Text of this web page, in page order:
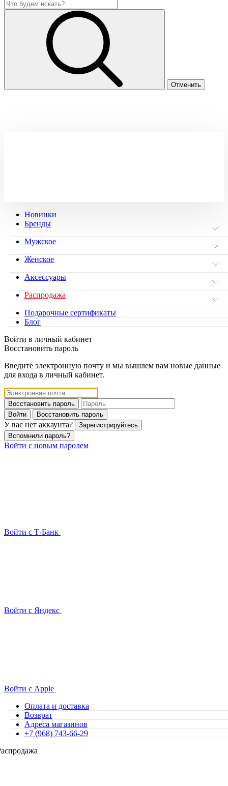
Новинки
Бренды
Мужское
Женское
Аксессуары
Распродажа
Подарочные сертификаты
Блог
Войти в личный кабинет
Восстановить пароль
Введите электронную почту и мы вышлем вам новые данные
для входа в личный кабинет.
Восстановить пароль
Войти
Восстановить пароль
У вас нет аккаунта?
Зарегистрируйтесь
Вспомнили пароль?
Войти с новым паролем
Войти с Т-Банк
Войти с Яндекс
Войти с Apple
Оплата и доставка
Возврат
Адреса магазинов
+7 (968) 743-66-29